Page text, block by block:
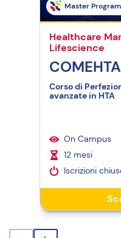
Master
Healthcare
Lifescience
COMEHTA
Corso di
avanzate in HTA
On Campus
12 mesi
Iscrizioni